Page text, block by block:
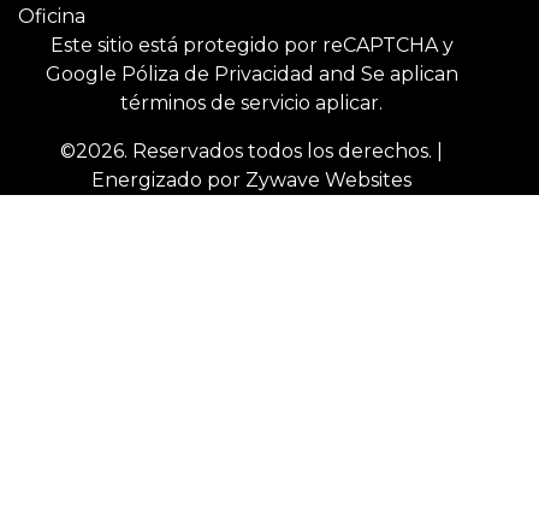
Oficina
Este sitio está protegido por reCAPTCHA y
Google Póliza de Privacidad and Se aplican
términos de servicio aplicar.
©2026. Reservados todos los derechos.
Energizado por Zywave Websites